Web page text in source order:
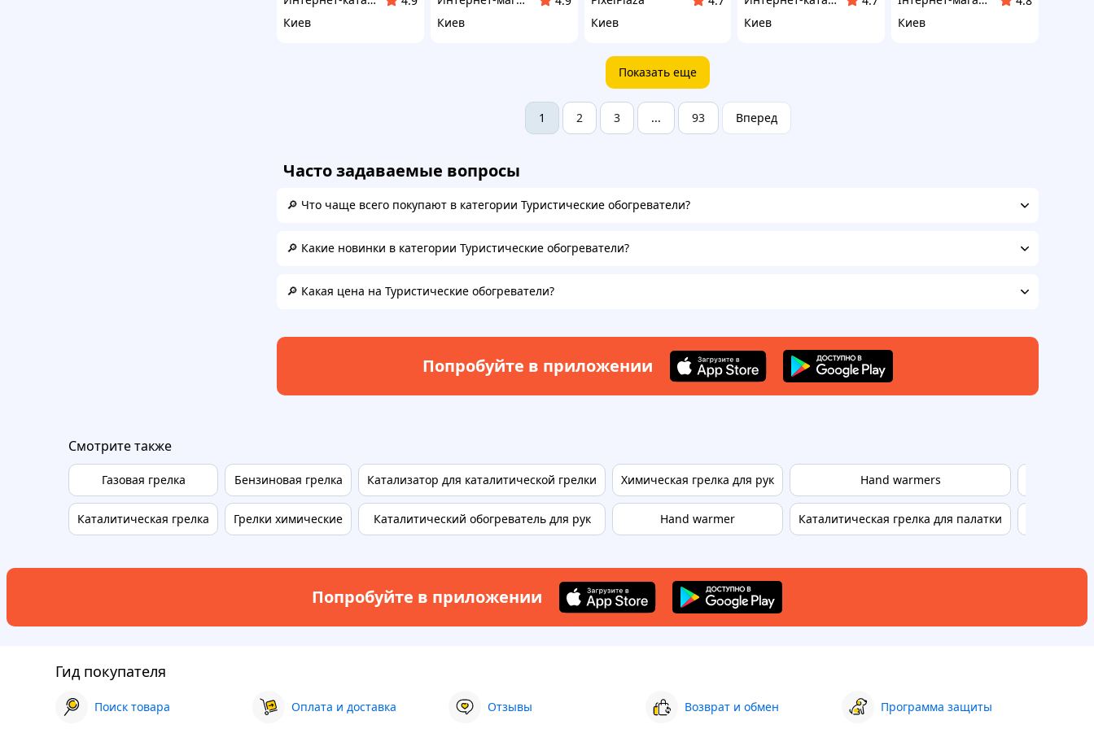
Киев
Киев
Киев
Киев
Киев
Показать еще
1 2 3 ... 93 Вперед
Часто задаваемые вопросы
🔎 Что чаще всего покупают в категории Туристические обогреватели?
🔎 Какие новинки в категории Туристические обогреватели?
🔎 Какая цена на Туристические обогреватели?
Попробуйте в приложении
Смотрите также
Газовая грелка
Каталитическая грелка
Бензиновая грелка
Грелки химические
Катализатор для каталитической грелки
Каталитический обогреватель для рук
Химическая грелка для рук
Hand warmer
Hand warmers
Каталитическая грелка для палатки
Попробуйте в приложении
Гид покупателя
Поиск товара Оплата и доставка Отзывы Возврат и обмен Программа защиты